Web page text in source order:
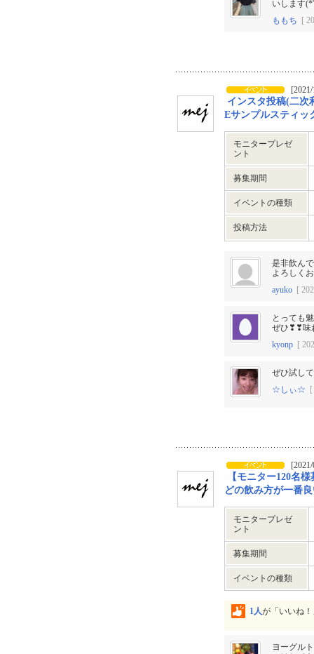
いします
ももち [
インスタ投稿(二次
Eサンプルスティッ
モニタープレゼ
ント
募集期間
イベントの種類
投稿方法
是非飲ん
よろしく
ayuko [
とっても
ぜひ❣❣味
kyonp [
ぜひ試し
☆しぃ☆
【モニター120名
どの飲み方が一番
モニタープレゼ
ント
募集期間
イベントの種類
1人が「いいね
ヨーグル